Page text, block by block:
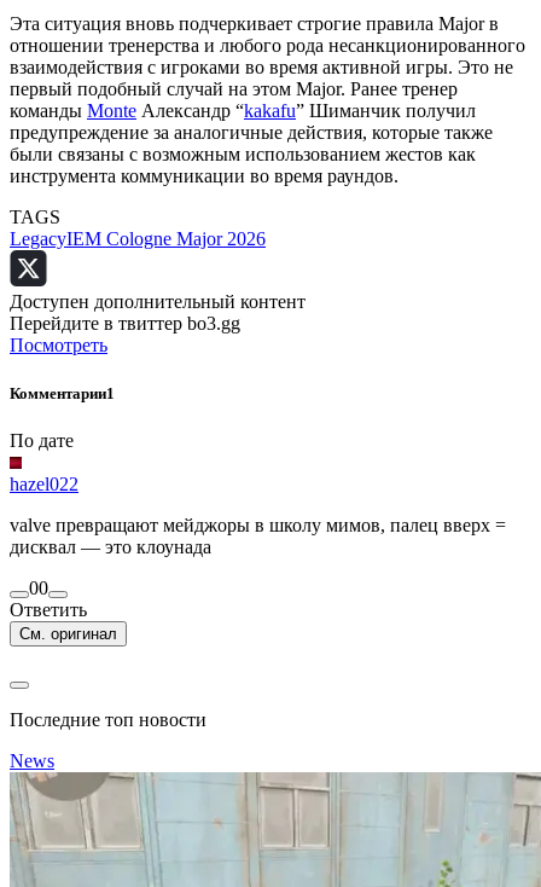
Эта ситуация вновь подчеркивает строгие правила Major в
отношении тренерства и любого рода несанкционированного
взаимодействия с игроками во время активной игры. Это не
первый подобный случай на этом Major. Ранее тренер
команды Monte Александр “kakafu” Шиманчик получил
предупреждение за аналогичные действия, которые также
были связаны с возможным использованием жестов как
инструмента коммуникации во время раундов.
TAGS
LegacyIEM Cologne Major 2026
Доступен дополнительный контент
Перейдите в твиттер bo3.gg
Посмотреть
Комментарии1
По дате
hazel022
valve превращают мейджоры в школу мимов, палец вверх =
дисквал — это клоунада
00
Ответить
См. оригинал
Последние топ новости
News